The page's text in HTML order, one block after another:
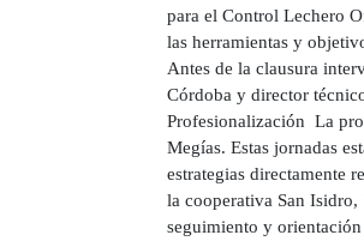
para el Control Lechero
las herramientas y
Antes de la clausura
Córdoba y director
Profesionalización La
Megías. Estas jornadas
estrategias directamente
la cooperativa San Isidro,
seguimiento y